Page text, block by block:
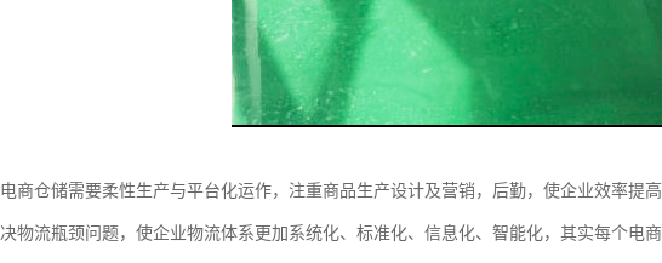
电商仓储需要柔性生产与平台化运作，注重商品生产设计及营销，后勤，使企业效率提
决物流瓶颈问题，使企业物流体系更加系统化、标准化、信息化、智能化，其实每个电